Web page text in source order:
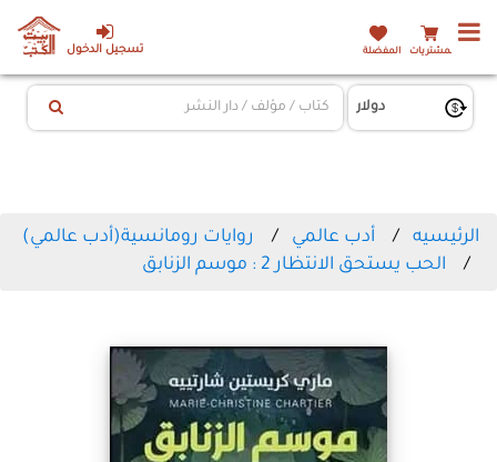
تسجيل الدخول المشتريات المفضلة
الرئيسيه أدب عالمي
روايات رومانسية(أدب عالمي)
الحب يستحق الانتظار 2 : موسم الزنابق